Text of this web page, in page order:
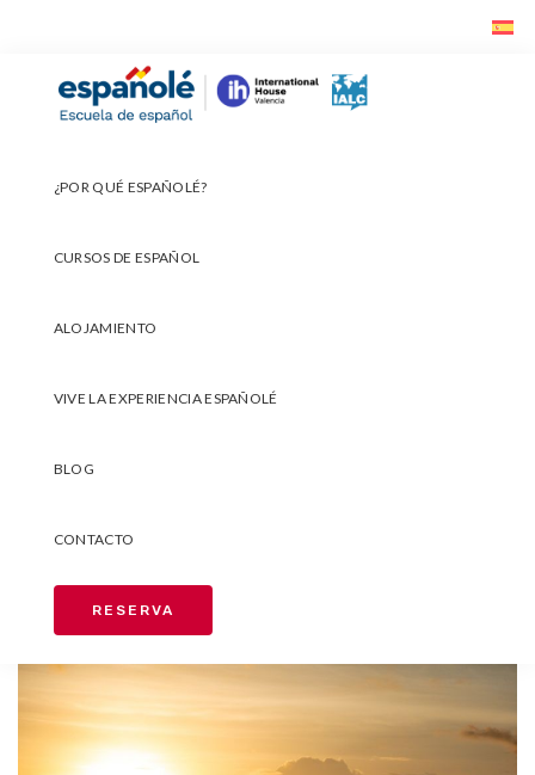
navegación
contenido
¿POR QUÉ ESPAÑOLÉ?
CURSOS DE ESPAÑOL
ALOJAMIENTO
VIVE LA EXPERIENCIA ESPAÑOLÉ
BLOG
CONTACTO
RESERVA